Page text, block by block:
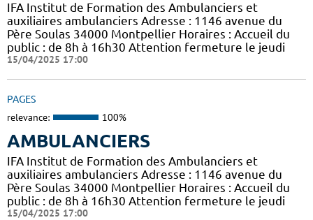
IFA Institut de Formation des Ambulanciers et
auxiliaires ambulanciers Adresse : 1146 avenue du
Père Soulas 34000 Montpellier Horaires : Accueil du
public : de 8h à 16h30 Attention fermeture le jeudi
15/04/2025 17:00
PAGES
relevance: 100%
AMBULANCIERS
IFA Institut de Formation des Ambulanciers et
auxiliaires ambulanciers Adresse : 1146 avenue du
Père Soulas 34000 Montpellier Horaires : Accueil du
public : de 8h à 16h30 Attention fermeture le jeudi
15/04/2025 17:00